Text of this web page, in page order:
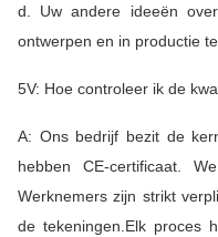
d. Uw andere ideeën
ontwerpen en in productie
5V: Hoe controleer ik de
A: Ons bedrijf bezit de
hebben CE-certificaat.
Werknemers zijn strikt
de tekeningen.Elk proces